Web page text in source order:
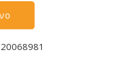
20068981